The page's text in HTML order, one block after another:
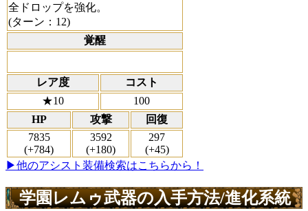
全ドロップを強化。
(ターン：12)
覚醒
レア度
コスト
★10
100
HP
攻撃
回復
7835
(+784)
3592
(+180)
297
(+45)
▶他のアシスト装備検索はこちらから！
学園レムゥ武器の入手方法/進化系統